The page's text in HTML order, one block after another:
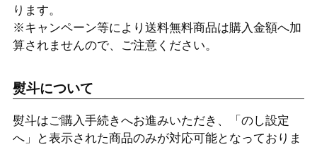
ります。
※キャンペーン等により送料無料商品は購入金額へ加
算されませんので、ご注意ください。
熨斗について
熨斗はご購入手続きへお進みいただき、「のし設定
へ」と表示された商品のみが対応可能となっておりま